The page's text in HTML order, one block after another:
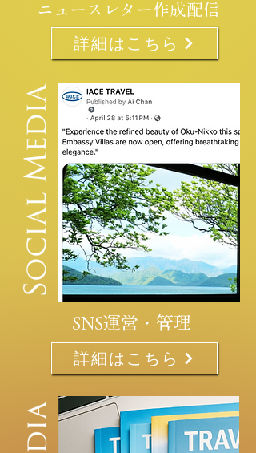
ニュースレター作成配信
詳細はこちら
SNS運営・管理
詳細はこちら